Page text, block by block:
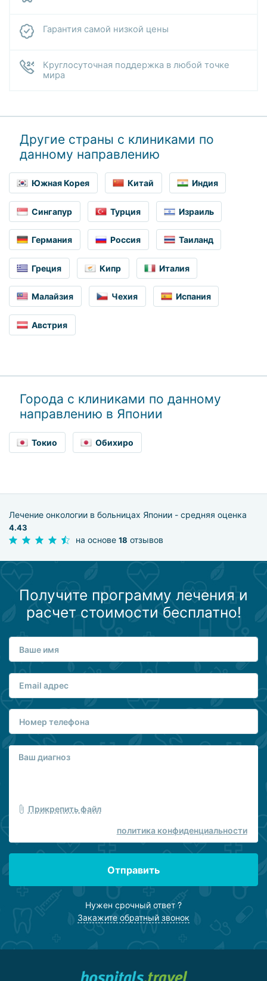
Гарантия самой низкой цены
Круглосуточная поддержка в любой точке
мира
Другие страны с клиниками по
данному направлению
Южная Корея Китай Индия
Сингапур Турция Израиль
Германия Россия Таиланд
Греция Кипр Италия
Малайзия Чехия Испания
Австрия
Города с клиниками по данному
направлению в Японии
Токио Обихиро
Лечение онкологии в больницах Японии - средняя оценка
4.43
на основе 18 отзывов
Получите программу лечения и
расчет стоимости бесплатно!
Прикрепить файл
политика конфиденциальности
Отправить
Нужен срочный ответ ?
Закажите обратный звонок